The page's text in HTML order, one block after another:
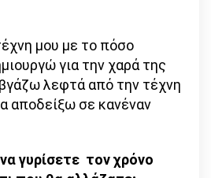
μου με το πόσο
για την χαρά της
λεφτά από την τέχνη
αποδείξω σε κανέναν
γυρίσετε τον χρόνο